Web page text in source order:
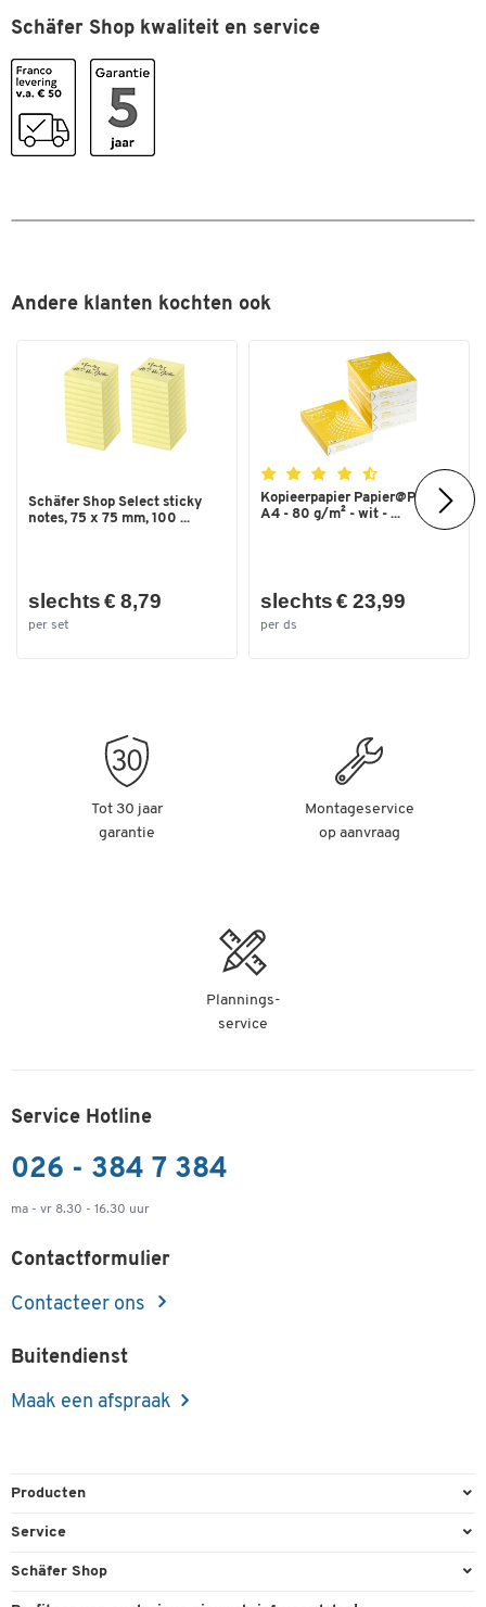
Schäfer Shop kwaliteit en service
Andere klanten kochten ook
Schäfer Shop Select sticky
notes, 75 x 75 mm, 100 ...
slechts € 8,79
per set
Kopieerpapier Papier@Print -
A4 - 80 g/m² - wit - ...
slechts € 23,99
per ds
Tot 30 jaar
garantie
Montageservice
op aanvraag
Plannings-
service
Service Hotline
026 - 384 7 384
ma - vr 8.30 - 16.30 uur
Contactformulier
Contacteer ons
Buitendienst
Maak een afspraak
Producten
Kantoorbenodigdheden
Service
Bestelling herroepen
Schäfer Shop
Algemene voorwaarden